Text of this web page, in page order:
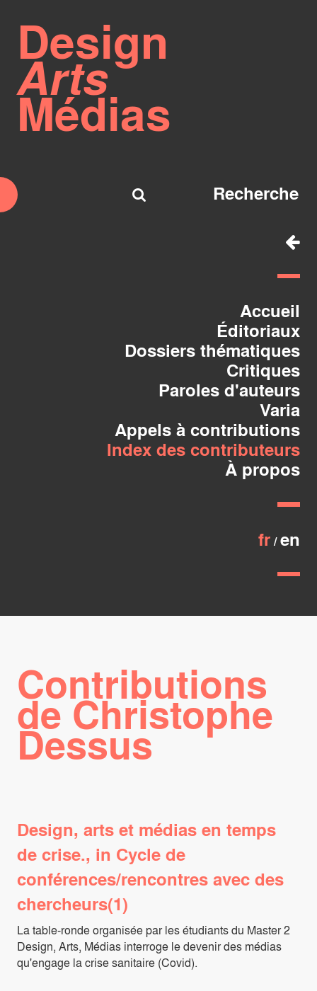
Design
Arts
Médias
Accueil
Éditoriaux
Dossiers thématiques
Critiques
Paroles d'auteurs
Varia
Appels à contributions
Index des contributeurs
À propos
fr en
Contributions
de Christophe
Dessus
Design, arts et médias en temps
de crise., in Cycle de
conférences/rencontres avec des
chercheurs(1)
La table-ronde organisée par les étudiants du Master 2
Design, Arts, Médias interroge le devenir des médias
qu'engage la crise sanitaire (Covid).